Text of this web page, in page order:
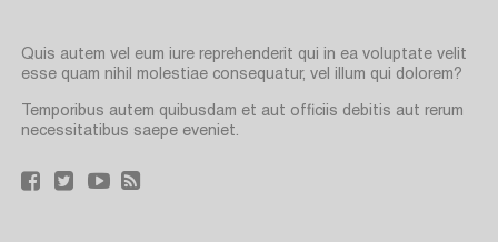
Quis autem vel eum iure reprehenderit qui in ea voluptate velit
esse quam nihil molestiae consequatur, vel illum qui dolorem?
Temporibus autem quibusdam et aut officiis debitis aut rerum
necessitatibus saepe eveniet.